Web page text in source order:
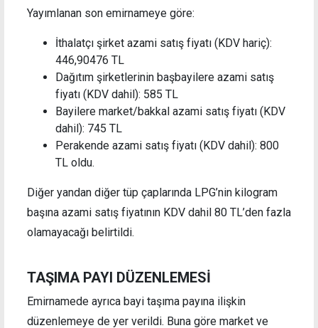
Yayımlanan son emirnameye göre:
İthalatçı şirket azami satış fiyatı (KDV hariç):
446,90476 TL
Dağıtım şirketlerinin başbayilere azami satış
fiyatı (KDV dahil): 585 TL
Bayilere market/bakkal azami satış fiyatı (KDV
dahil): 745 TL
Perakende azami satış fiyatı (KDV dahil): 800
TL oldu.
Diğer yandan diğer tüp çaplarında LPG’nin kilogram
başına azami satış fiyatının KDV dahil 80 TL’den fazla
olamayacağı belirtildi.
TAŞIMA PAYI DÜZENLEMESİ
Emirnamede ayrıca bayi taşıma payına ilişkin
düzenlemeye de yer verildi. Buna göre market ve